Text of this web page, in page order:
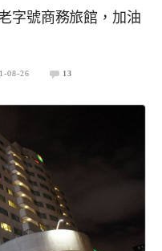
字號商務旅館，加油
08-26 13